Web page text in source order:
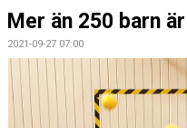
KONTAKT
DOKUMENT
PRAKTISK INFO
Mer än 250 barn
2021-09-27 07:00